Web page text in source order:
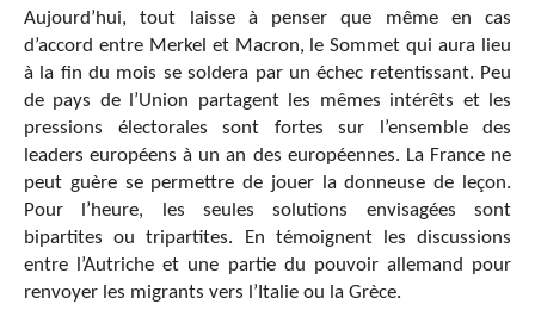
Aujourd’hui, tout laisse à penser que même en cas
d’accord entre Merkel et Macron, le Sommet qui aura lieu
à la fin du mois se soldera par un échec retentissant. Peu
de pays de l’Union partagent les mêmes intérêts et les
pressions électorales sont fortes sur l’ensemble des
leaders européens à un an des européennes. La France ne
peut guère se permettre de jouer la donneuse de leçon.
Pour l’heure, les seules solutions envisagées sont
bipartites ou tripartites. En témoignent les discussions
entre l’Autriche et une partie du pouvoir allemand pour
renvoyer les migrants vers l’Italie ou la Grèce.